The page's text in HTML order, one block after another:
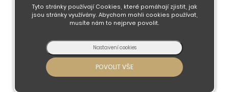
Obchodní podmínky
Doprava a platba
Kontaktujte nás
Tyto stránky používají Cookies, které pomáhají zjistit, jak
jsou stránky využívány. Abychom mohli cookies používat,
musíte nám to nejprve povolit.